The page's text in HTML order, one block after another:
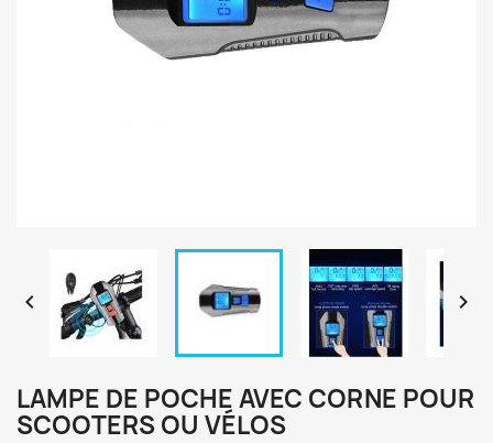
 
LAMPE DE POCHE AVEC CORNE POUR
SCOOTERS OU VÉLOS